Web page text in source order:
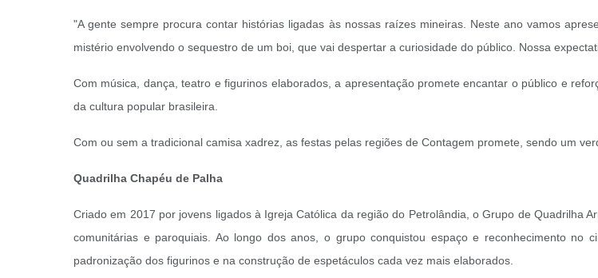
"A gente sempre procura contar histórias ligadas às nossas raízes mineiras. Neste ano vamos
mistério envolvendo o sequestro de um boi, que vai despertar a curiosidade do público. Nossa
Com música, dança, teatro e figurinos elaborados, a apresentação promete encantar o público e
da cultura popular brasileira.
Com ou sem a tradicional camisa xadrez, as festas pelas regiões de Contagem promete, sendo um
Quadrilha Chapéu de Palha
Criado em 2017 por jovens ligados à Igreja Católica da região do Petrolândia, o Grupo de Quadrilha
comunitárias e paroquiais. Ao longo dos anos, o grupo conquistou espaço e reconhecimento no
padronização dos figurinos e na construção de espetáculos cada vez mais elaborados.